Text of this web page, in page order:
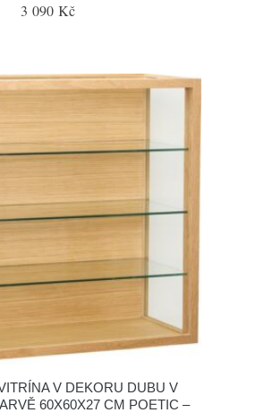
3 090 Kč
V DEKORU DUBU V
60X60X27 CM POETIC –